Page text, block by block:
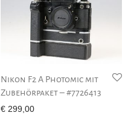
Nikon F2 A Photomic mit
Zubehörpaket – #7726413
€ 299,00